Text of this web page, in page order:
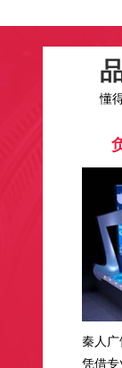
懂
秦人广
凭借专